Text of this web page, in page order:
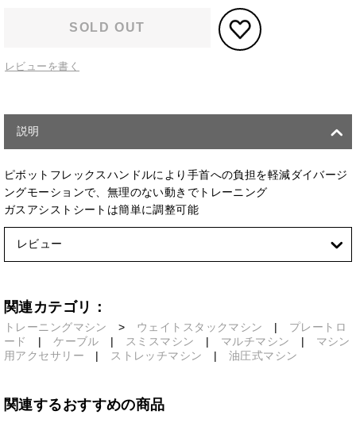
SOLD OUT
レビューを書く
説明
ピボットフレックスハンドルにより手首への負担を軽減ダイバージ
ングモーションで、無理のない動きでトレーニング
ガスアシストシートは簡単に調整可能
レビュー
関連カテゴリ：
トレーニングマシン > ウェイトスタックマシン | プレートロ
ード
|ケーブル | スミスマシン | マルチマシン | マシン
用アクセサリー | ストレッチマシン | 油圧式マシン
関連するおすすめの商品